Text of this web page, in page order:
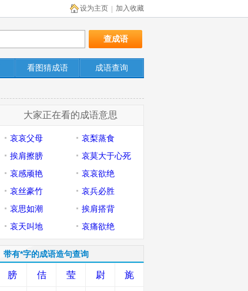
加入收藏
设为主页
看图猜成语 成语查询
大家正在看的成语意思
哀哀父母
哀梨蒸食
挨肩擦膀
哀莫大于心死
哀感顽艳
哀哀欲绝
哀丝豪竹
哀兵必胜
哀思如潮
挨肩搭背
哀天叫地
哀痛欲绝
带有*字的成语造句查询
膀 佶 莹 尉 旄